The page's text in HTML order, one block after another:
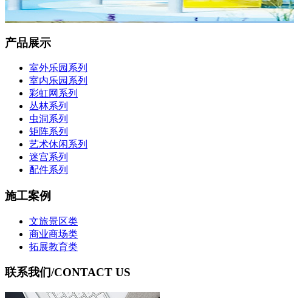
产品展示
室外乐园系列
室内乐园系列
彩虹网系列
丛林系列
虫洞系列
矩阵系列
艺术休闲系列
迷宫系列
配件系列
施工案例
文旅景区类
商业商场类
拓展教育类
联系我们/CONTACT US